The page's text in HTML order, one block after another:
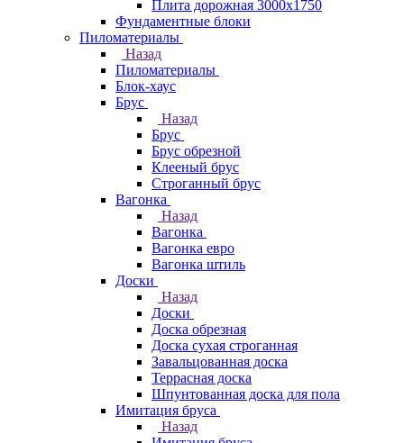
Плита дорожная 3000х1750
Фундаментные блоки
Пиломатериалы
Назад
Пиломатериалы
Блок-хаус
Брус
Назад
Брус
Брус обрезной
Клееный брус
Строганный брус
Вагонка
Назад
Вагонка
Вагонка евро
Вагонка штиль
Доски
Назад
Доски
Доска обрезная
Доска сухая строганная
Завальцованная доска
Террасная доска
Шпунтованная доска для пола
Имитация бруса
Назад